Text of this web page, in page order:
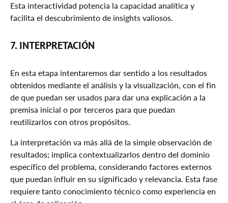
Esta interactividad potencia la capacidad analítica y
facilita el descubrimiento de insights valiosos.
7. INTERPRETACIÓN
En esta etapa intentaremos dar sentido a los resultados
obtenidos mediante el análisis y la visualización, con el fin
de que puedan ser usados para dar una explicación a la
premisa inicial o por terceros para que puedan
reutilizarlos con otros propósitos.
La interpretación va más allá de la simple observación de
resultados; implica contextualizarlos dentro del dominio
específico del problema, considerando factores externos
que puedan influir en su significado y relevancia. Esta fase
requiere tanto conocimiento técnico como experiencia en